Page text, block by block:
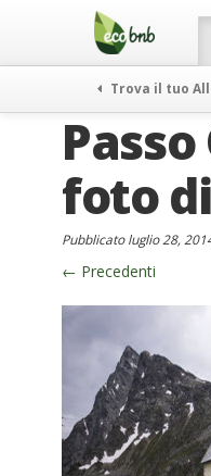
Menu
Trova il tuo
foto
Pubblicatoluglio 28,
← Precedenti